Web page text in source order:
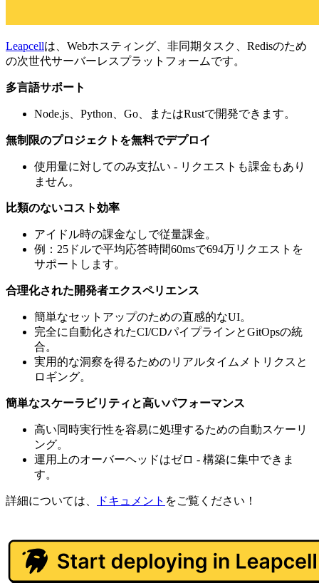
Leapcellは、Webホスティング、非同期タスク、Redisのため
の次世代サーバーレスプラットフォームです。
多言語サポート
Node.js、Python、Go、またはRustで開発できます。
無制限のプロジェクトを無料でデプロイ
使用量に対してのみ支払い - リクエストも課金もあり
ません。
比類のないコスト効率
アイドル時の課金なしで従量課金。
例：25ドルで平均応答時間60msで694万リクエストを
サポートします。
合理化された開発者エクスペリエンス
簡単なセットアップのための直感的なUI。
完全に自動化されたCI/CDパイプラインとGitOpsの統
合。
実用的な洞察を得るためのリアルタイムメトリクスと
ロギング。
簡単なスケーラビリティと高いパフォーマンス
高い同時実行性を容易に処理するための自動スケーリ
ング。
運用上のオーバーヘッドはゼロ - 構築に集中できま
す。
詳細については、 ドキュメント をご覧ください！